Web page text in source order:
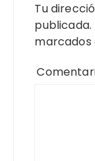
Tu
publicada.
marcados